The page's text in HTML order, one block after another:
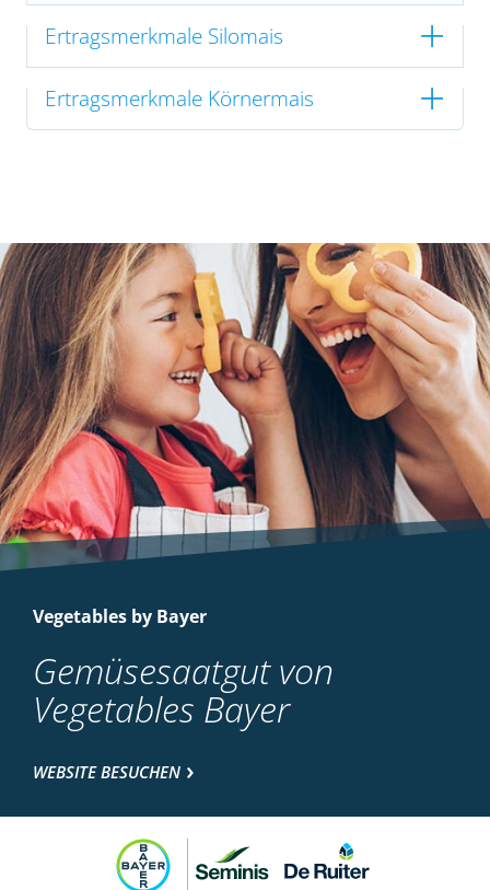
Ertragsmerkmale Silomais
Ertragsmerkmale Körnermais
Vegetables by Bayer
Gemüsesaatgut von
Vegetables Bayer
WEBSITE BESUCHEN